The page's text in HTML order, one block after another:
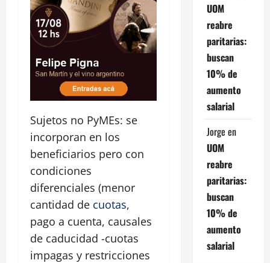
Sujetos no PyMEs: se
incorporan en los
beneficiarios pero con
condiciones
diferenciales (menor
cantidad de cuotas,
pago a cuenta, causales
de caducidad -cuotas
impagas y restricciones
UOM
reabre
paritarias:
buscan
10% de
aumento
salarial
Jorge en
UOM
reabre
paritarias:
buscan
10% de
aumento
salarial